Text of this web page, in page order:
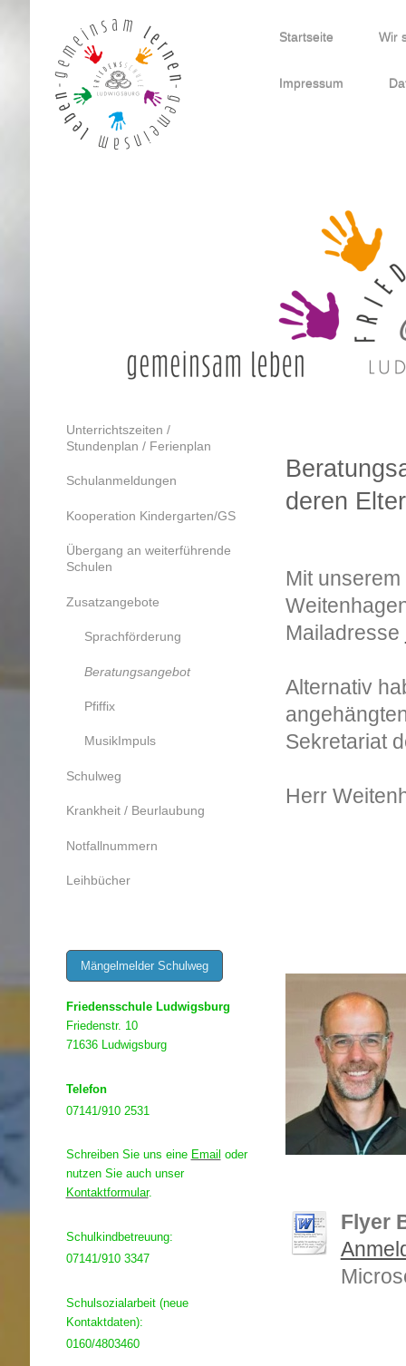
Startseite Wir
Impressum
deren
Mit
Mailadresse
Alternativ
Sekretariat
Herr
Flyer
Unterrichtszeiten /
Stundenplan / Ferienplan
Schulanmeldungen
Kooperation Kindergarten/GS
Übergang an weiterführende
Schulen
Zusatzangebote
Sprachförderung
Beratungsangebot
Pfiffix
MusikImpuls
Schulweg
Krankheit / Beurlaubung
Notfallnummern
Leihbücher
Mängelmelder Schulweg
Friedensschule Ludwigsburg
Friedenstr. 10
71636 Ludwigsburg
Telefon
07141/910 2531
Schreiben Sie uns eine Email oder
nutzen Sie auch unser
Kontaktformular.
Schulkindbetreuung:
07141/910 3347
Schulsozialarbeit (neue
Kontaktdaten):
0160/4803460